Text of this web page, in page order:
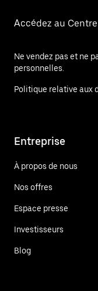
Accédez au
Ne vendez pas et ne
personnelles.
Politique relative aux
Entreprise
À propos de nous
Nos offres
Espace presse
Investisseurs
Blog